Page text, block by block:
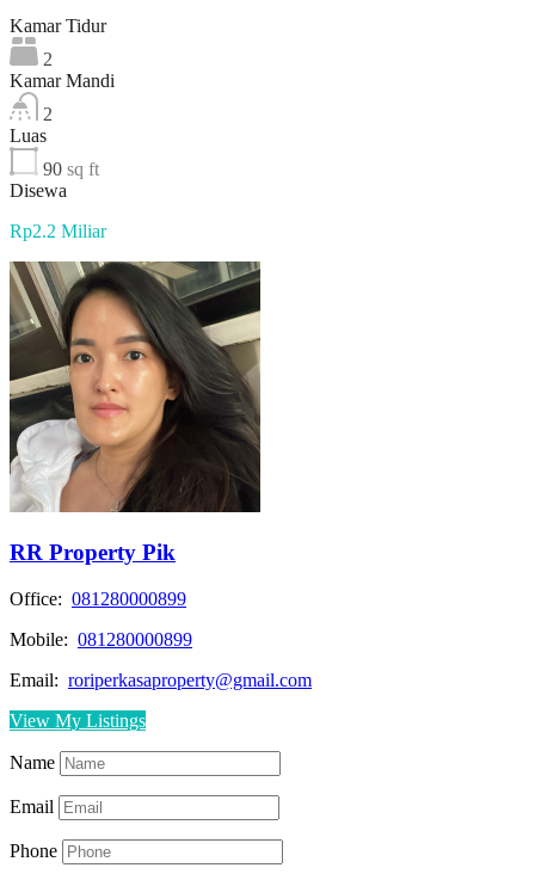
Kamar Tidur
2
Kamar Mandi
2
Luas
90 sq ft
Disewa
Rp2.2 Miliar
RR Property Pik
Office: 081280000899
Mobile: 081280000899
Email: roriperkasaproperty@gmail.com
View My Listings
Name
Email
Phone